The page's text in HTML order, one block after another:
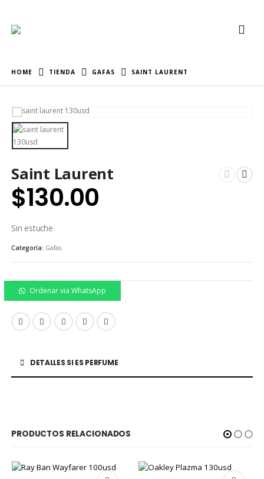
HOME TIENDA GAFAS SAINT LAURENT
Saint Laurent
$130.00
Sin estuche
Categoría: Gafas
Ordenar via WhatsApp
DETALLES SI ES PERFUME
PRODUCTOS RELACIONADOS